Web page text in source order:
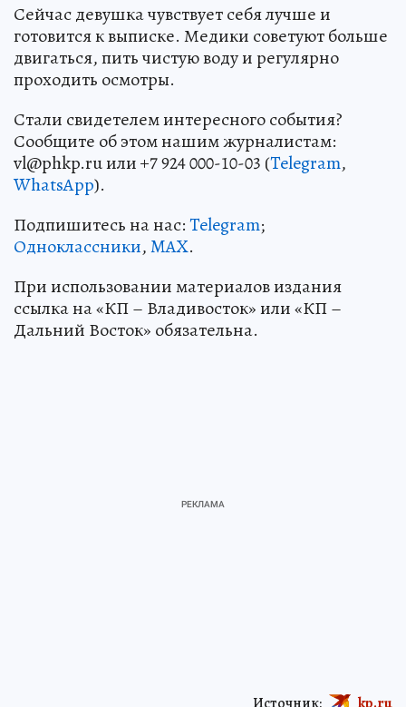
Сейчас девушка чувствует себя лучше и
готовится к выписке. Медики советуют больше
двигаться, пить чистую воду и регулярно
проходить осмотры.
Стали свидетелем интересного события?
Сообщите об этом нашим журналистам:
vl@phkp.ru или +7 924 000-10-03 (Telegram,
WhatsApp).
Подпишитесь на нас:Telegram;
Одноклассники,MAX.
При использовании материалов издания
ссылка на «КП – Владивосток» или «КП –
Дальний Восток» обязательна.
Источник: kp.ru